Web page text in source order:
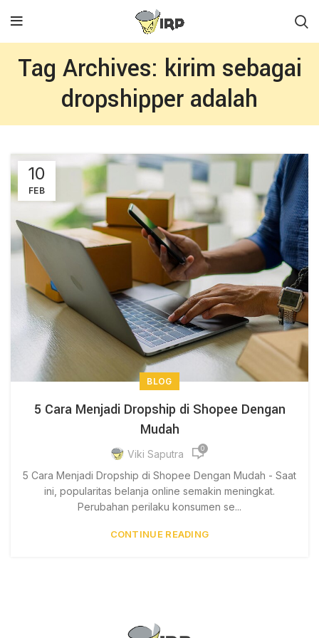
Tag Archives: kirim sebagai
dropshipper adalah
10
FEB
BLOG
5 Cara Menjadi Dropship di Shopee Dengan
Mudah
Viki Saputra 0
5 Cara Menjadi Dropship di Shopee Dengan Mudah - Saat
ini, popularitas belanja online semakin meningkat.
Perubahan perilaku konsumen se...
CONTINUE READING